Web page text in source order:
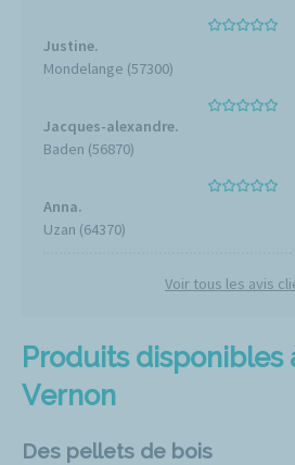
Produits disponibles
Vernon
Des pellets de bois
Justine.
Mondelange (57300)
Jacques-alexandre.
Baden (56870)
Anna.
Uzan (64370)
Voir tous les avis